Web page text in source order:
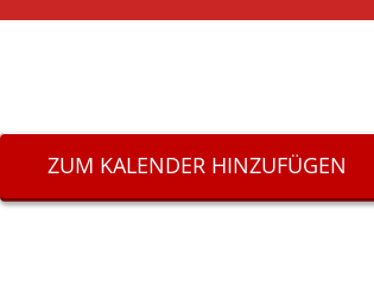
ZUM KALENDER HINZUFÜGEN